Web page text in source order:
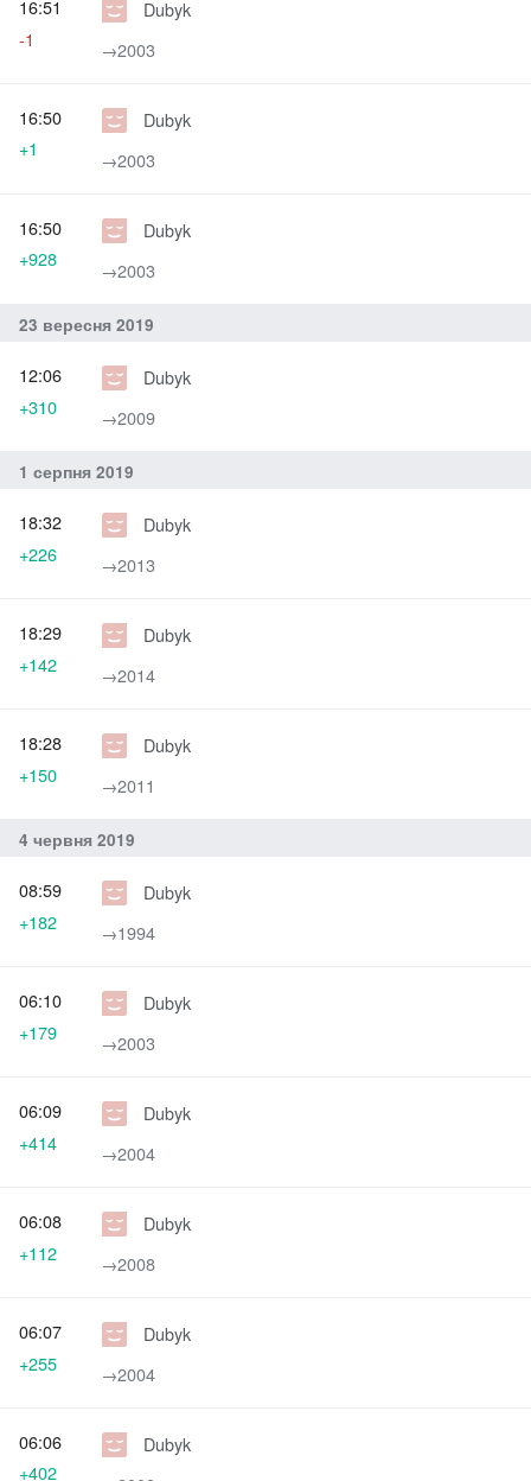
Dubyk
→‎2003
16:51
-1
Dubyk
→‎2003
16:50
+1
Dubyk
→‎2003
16:50
+928
23 вересня 2019
Dubyk
→‎2009
12:06
+310
1 серпня 2019
Dubyk
→‎2013
18:32
+226
Dubyk
→‎2014
18:29
+142
Dubyk
→‎2011
18:28
+150
4 червня 2019
Dubyk
→‎1994
08:59
+182
Dubyk
→‎2003
06:10
+179
Dubyk
→‎2004
06:09
+414
Dubyk
→‎2008
06:08
+112
Dubyk
→‎2004
06:07
+255
Dubyk
06:06
+402